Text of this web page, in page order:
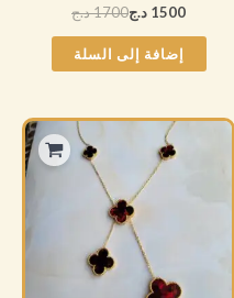
1700د.ج 1500 د.ج
إضافة إلى السلة
السعر
الأصلي
السعر
الحالي